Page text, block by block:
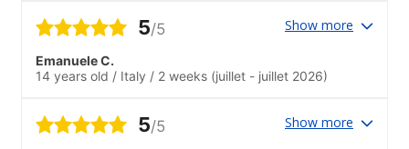
5/5 Show more
Emanuele C.
14 years old / Italy / 2 weeks (juillet - juillet 2026)
5/5 Show more